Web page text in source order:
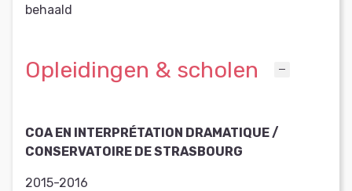
behaald
Opleidingen & scholen
COA EN INTERPRÉTATION DRAMATIQUE /
CONSERVATOIRE DE STRASBOURG
2015-2016